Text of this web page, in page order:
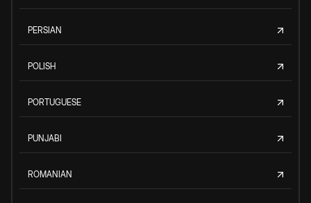
PERSIAN
POLISH
PORTUGUESE
PUNJABI
ROMANIAN